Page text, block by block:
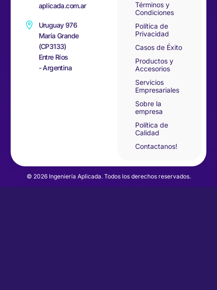
aplicada.com.ar
Uruguay 976
María Grande
(CP3133)
Entre Ríos
- Argentina
Términos y
Condiciones
Política de
Privacidad
Casos de Éxito
Productos y
Accesorios
Servicios
Empresariales
Sobre la
empresa
Política de
Calidad
Contactanos!
© 2026 Ingeniería Aplicada. Todos los derechos reservados.